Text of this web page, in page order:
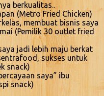
berkualitas..
(Metro Fried Chicken)
membuat bisnis saya
(Pemilik 30 outlet fried
jadi lebih maju berkat
sukses untuk
snack)
saya” ibu
snack)